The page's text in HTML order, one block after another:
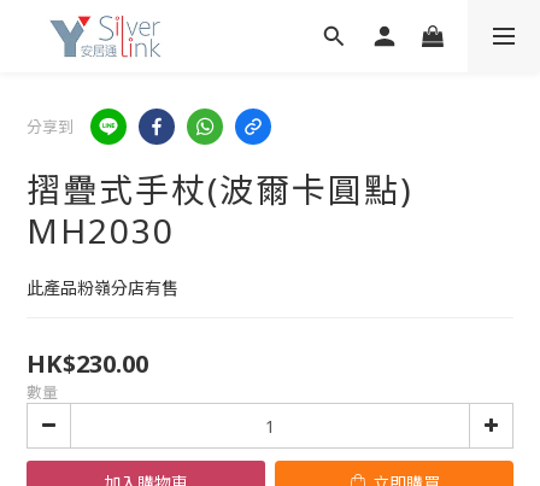
分享到
摺疊式手杖(波爾卡圓點)
MH2030
此產品粉嶺分店有售
HK$230.00
數量